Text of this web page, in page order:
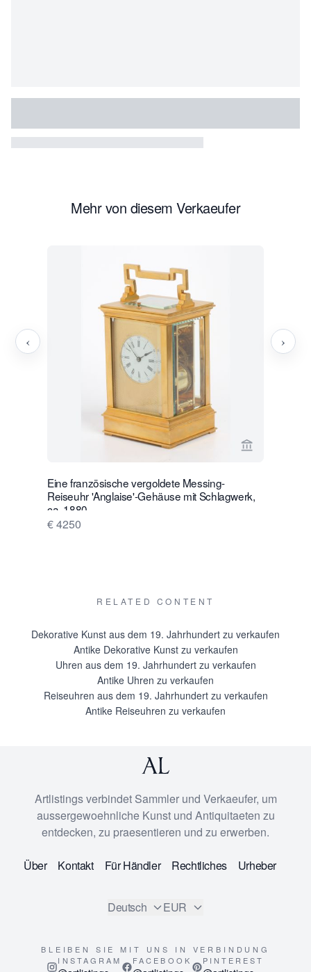
Mehr von diesem Verkaeufer
Eine französische vergoldete Messing-
Reiseuhr 'Anglaise'-Gehäuse mit Schlagwerk,
ca. 1880.
€ 4250
‹ ›
RELATED CONTENT
Dekorative Kunst aus dem 19. Jahrhundert zu verkaufen
Antike Dekorative Kunst zu verkaufen
Uhren aus dem 19. Jahrhundert zu verkaufen
Antike Uhren zu verkaufen
Reiseuhren aus dem 19. Jahrhundert zu verkaufen
Antike Reiseuhren zu verkaufen
Artlistings verbindet Sammler und Verkaeufer, um
aussergewoehnliche Kunst und Antiquitaeten zu
entdecken, zu praesentieren und zu erwerben.
Über Kontakt Für Händler Rechtliches Urheber
Deutsch EUR
BLEIBEN SIE MIT UNS IN VERBINDUNG
INSTAGRAM
FACEBOOK PINTEREST